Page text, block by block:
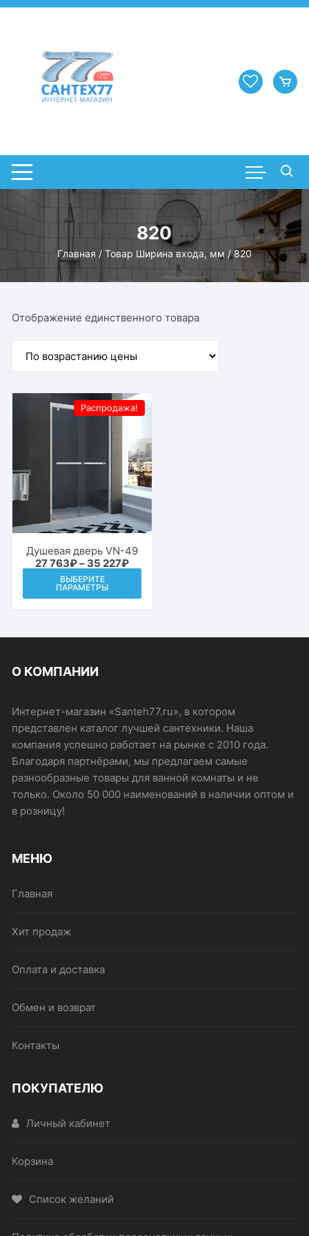
Перейти
820
Главная / Товар Ширина входа, мм / 820
Отображение единственного товара
Распродажа!
Душевая дверь VN-49
27 763₽– 35 227₽Диапазон
цен:
ВЫБЕРИТЕ
ПАРАМЕТРЫ
вариаций.
на
странице
товара.
О КОМПАНИИ
Интернет-магазин «Santeh77.ru», в котором
представлен каталог лучшей сантехники. Наша
компания успешно работает на рынке с 2010 года.
Благодаря партнёрами, мы предлагаем самые
разнообразные товары для ванной комнаты и не
только. Около 50 000 наименований в наличии оптом и
в розницу!
МЕНЮ
Главная
Хит продаж
Оплата и доставка
Обмен и возврат
Контакты
ПОКУПАТЕЛЮ
Личный кабинет
Корзина
Список желаний